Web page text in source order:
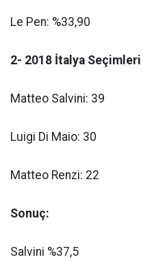
Le Pen: %33,90
2- 2018 İtalya Seçimleri
Matteo Salvini: 39
Luigi Di Maio: 30
Matteo Renzi: 22
Sonuç:
Salvini %37,5